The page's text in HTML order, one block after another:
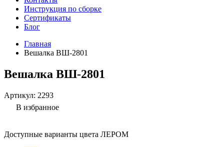
Инструкция по сборке
Сертификаты
Блог
Главная
Вешалка ВШ-2801
Вешалка ВШ-2801
Артикул: 2293
В избранное
Доступные варианты цвета ЛЕРОМ